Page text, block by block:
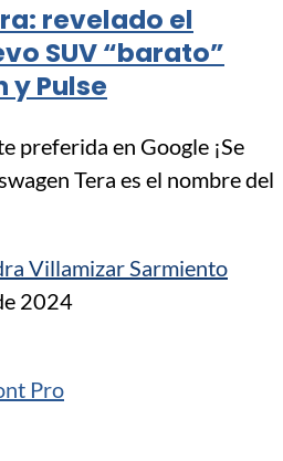
revelado el
SUV “barato”
y Pulse
preferida en Google ¡Se
Tera es el nombre del
Villamizar Sarmiento
2024